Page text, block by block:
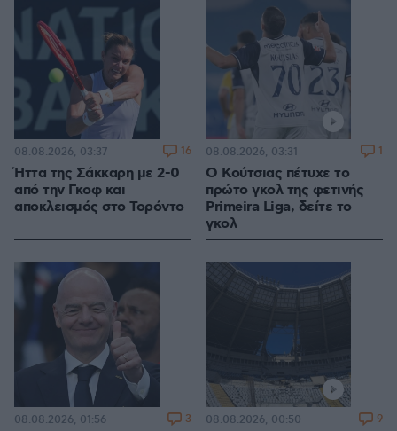
Ήττα της Σάκκαρη με 2-0
από την Γκοφ και
αποκλεισμός στο Τορόντο
08.08.2026, 03:37 16
Ο Κούτσιας πέτυχε το
πρώτο γκολ της φετινής
Primeira Liga, δείτε το
γκολ
08.08.2026, 03:31 1
08.08.2026, 01:56 3 08.08.2026, 00:50 9